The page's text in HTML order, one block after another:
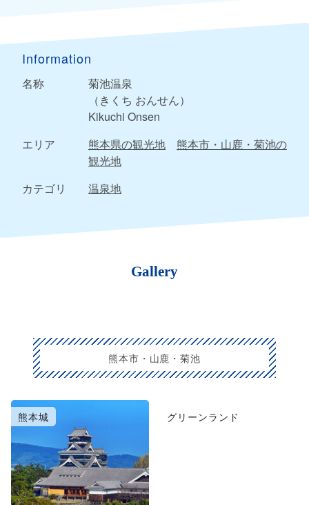
Information
名称
菊池温泉
（きくち おんせん）
Kikuchi Onsen
エリア
熊本県の観光地
熊本市・山鹿・菊池の
観光地
カテゴリ
温泉地
Gallery
熊本市・山鹿・菊池
熊本城 グリーンランド